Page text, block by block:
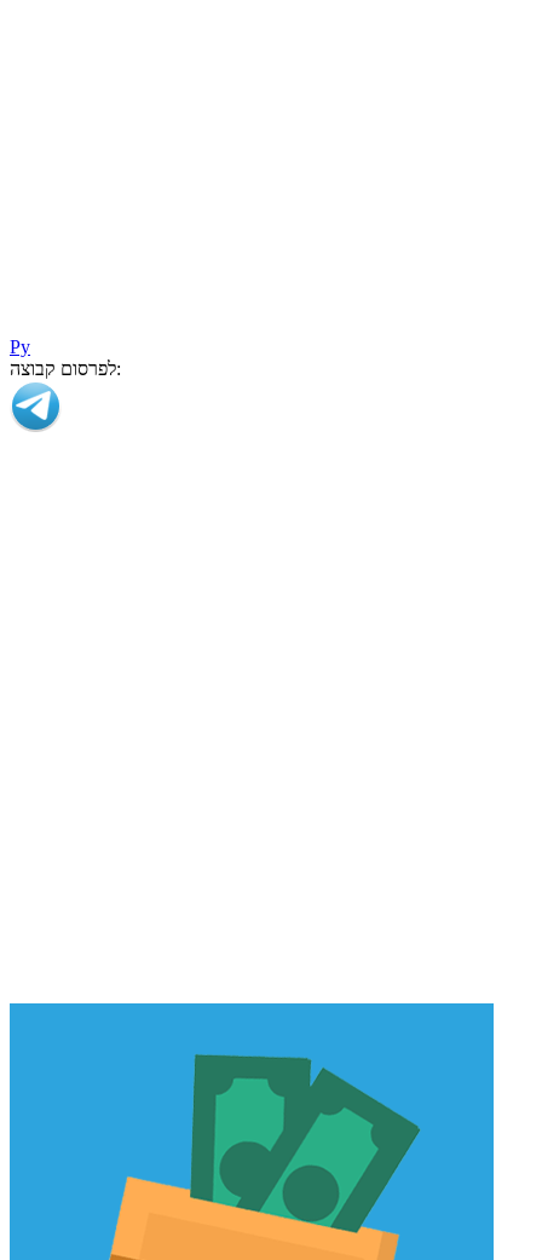
Ру
לפרסום קבוצה: